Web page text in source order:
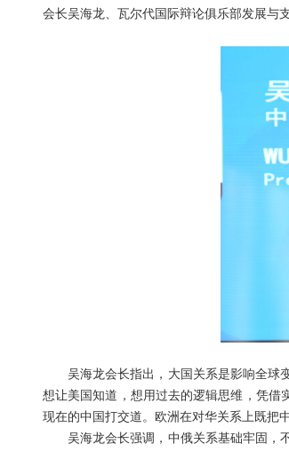
会长吴海龙、瓦尔代国际辩论俱乐部发展与
吴海龙会长指出，大国关系是影响全球
想让美国知道，想用过去的逻辑思维，凭借
现在的中国打交道。欧洲在对华关系上既把
吴海龙会长强调，中俄关系基础牢固，